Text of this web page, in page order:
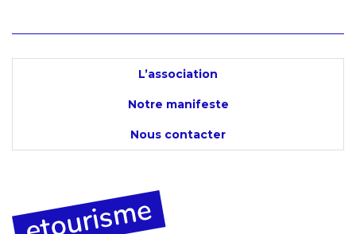
L’association
Notre manifeste
Nous contacter